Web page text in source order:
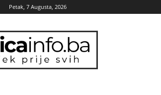
Petak, 7 Augusta, 2026
zenicainfo.ba